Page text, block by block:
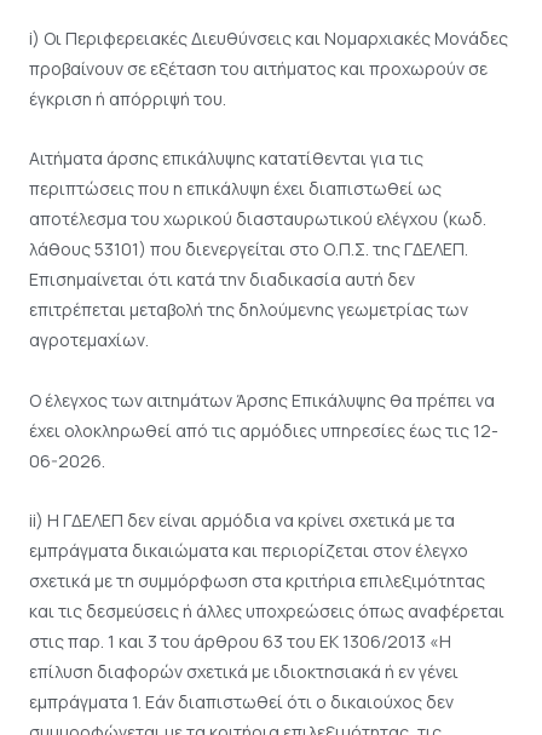
i) Οι Περιφερειακές Διευθύνσεις και Νομαρχιακές Μονάδες
προβαίνουν σε εξέταση του αιτήματος και προχωρούν σε
έγκριση ή απόρριψή του.
Αιτήματα άρσης επικάλυψης κατατίθενται για τις
περιπτώσεις που η επικάλυψη έχει διαπιστωθεί ως
αποτέλεσμα του χωρικού διασταυρωτικού ελέγχου (κωδ.
λάθους 53101) που διενεργείται στο Ο.Π.Σ. της ΓΔΕΛΕΠ.
Επισημαίνεται ότι κατά την διαδικασία αυτή δεν
επιτρέπεται μεταβολή της δηλούμενης γεωμετρίας των
αγροτεμαχίων.
Ο έλεγχος των αιτημάτων Άρσης Επικάλυψης θα πρέπει να
έχει ολοκληρωθεί από τις αρμόδιες υπηρεσίες έως τις 12-
06-2026.
ii) Η ΓΔΕΛΕΠ δεν είναι αρμόδια να κρίνει σχετικά με τα
εμπράγματα δικαιώματα και περιορίζεται στον έλεγχο
σχετικά με τη συμμόρφωση στα κριτήρια επιλεξιμότητας
και τις δεσμεύσεις ή άλλες υποχρεώσεις όπως αναφέρεται
στις παρ. 1 και 3 του άρθρου 63 του ΕΚ 1306/2013 «Η
επίλυση διαφορών σχετικά με ιδιοκτησιακά ή εν γένει
εμπράγματα 1. Εάν διαπιστωθεί ότι ο δικαιούχος δεν